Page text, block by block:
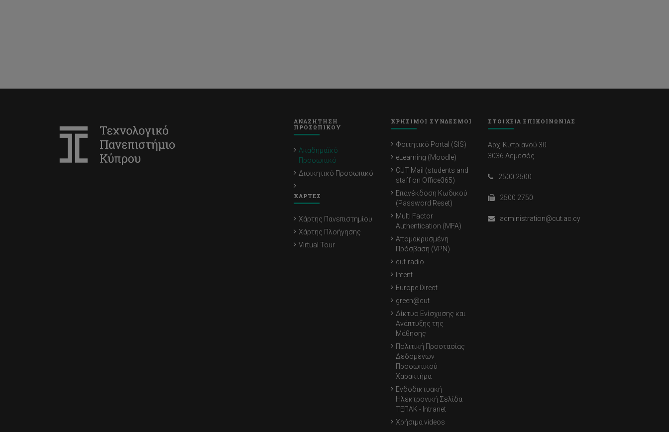
ΑΝΑΖΗΤΗΣΗ
ΠΡΟΣΩΠΙΚΟΥ
Ακαδημαϊκό
Προσωπικό
Διοικητικό Προσωπικό
ΧΑΡΤΕΣ
Χάρτης Πανεπιστημίου
Χάρτης Πλοήγησης
Virtual Tour
ΧΡΗΣΙΜΟΙ ΣΥΝΔΕΣΜΟΙ
Φοιτητικό Portal (SIS)
eLearning (Moodle)
CUT Mail (students and
staff on Office365)
Επανέκδοση Κωδικού
(Password Reset)
Multi Factor
Authentication (MFA)
Απομακρυσμένη
Πρόσβαση (VPN)
cut-radio
Intent
Europe Direct
green@cut
Δίκτυο Ενίσχυσης και
Ανάπτυξης της
Μάθησης
Πολιτική Προστασίας
Δεδομένων
Προσωπικού
Χαρακτήρα
Ενδοδικτυακή
Ηλεκτρονική Σελίδα
ΤΕΠΑΚ - Intranet
Χρήσιμα videos
ΣΤΟΙΧΕΙΑ ΕΠΙΚΟΙΝΩΝΙΑΣ
Αρχ. Κυπριανού 30
3036 Λεμεσός
2500 2500
2500 2750
administration@cut.ac.cy